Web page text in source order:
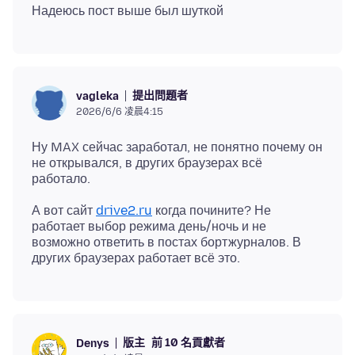
vagleka 提出問題者
2026/6/6 凌晨4:15
Ну MAX сейчас заработал, не понятно почему он
не открывался, в других браузерах всё
А вот сайт drive2.ru когда почините? Не
работает выбор режима день/ночь и не
возможно ответить в постах бортжурналов. В
Denys 版主 前 10 名貢獻者